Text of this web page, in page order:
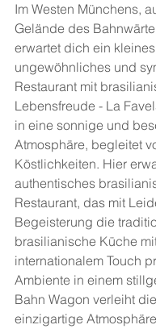
Im Westen Münchens,
Gelände des
erwartet dich ein
ungewöhnliches und
Restaurant mit
Lebensfreude - La
in eine sonnige und
Atmosphäre, begleitet
Köstlichkeiten. Hier
authentisches
Restaurant, das mit
Begeisterung die
brasilianische Küche
internationalem Touch
Ambiente in einem
Bahn Wagon verleiht
einzigartige